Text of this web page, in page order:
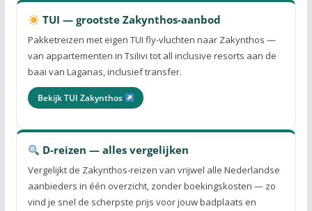
TUI — grootste Zakynthos-aanbod
Pakketreizen met eigen TUI fly-vluchten naar Zakynthos —
van appartementen in Tsilivi tot all inclusive resorts aan de
baai van Laganas, inclusief transfer.
Bekijk TUI Zakynthos
D-reizen — alles vergelijken
Vergelijkt de Zakynthos-reizen van vrijwel alle Nederlandse
aanbieders in één overzicht, zonder boekingskosten — zo
vind je snel de scherpste prijs voor jouw badplaats en